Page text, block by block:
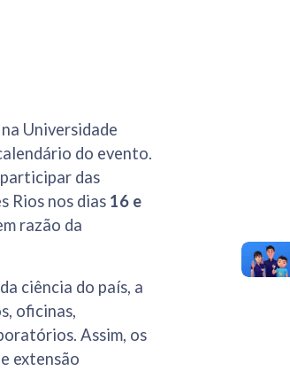
na Universidade
do evento.
das
Rios nos dias 16 e
razão da
ciência do país, a
oficinas,
Assim, os
extensão